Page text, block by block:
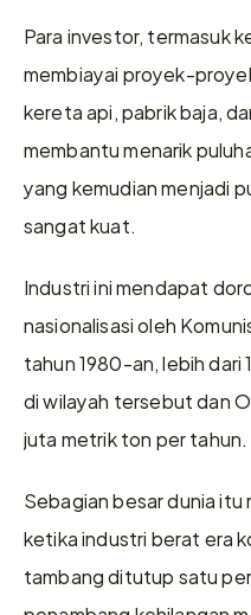
Para investor, termasuk
membiayai proyek-
kereta api, pabrik baja,
membantu menarik
yang kemudian menjadi
sangat kuat.
Industri ini mendapat
nasionalisasi oleh
tahun 1980-an, lebih
di wilayah tersebut dan
juta metrik ton per tahun.
Sebagian besar dunia
ketika industri berat era
tambang ditutup satu